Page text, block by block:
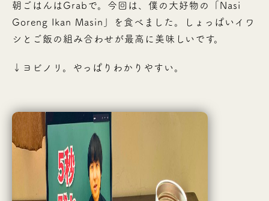
朝ごはんはGrabで。今回は、僕の大好物の「Nasi
Goreng Ikan Masin」を食べました。しょっぱいイワ
シとご飯の組み合わせが最高に美味しいです。
↓ヨビノリ。やっぱりわかりやすい。